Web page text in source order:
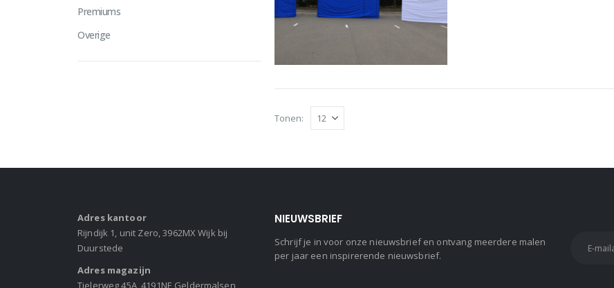
Tonen:
Premiums
Overige
Adres kantoor
Rijndijk 1, unit Zero, 3962MX Wijk bij
Duurstede
Adres magazijn
NIEUWSBRIEF
Schrijf je in voor onze nieuwsbrief en ontvang meerdere malen
per jaar een inspirerende nieuwsbrief.